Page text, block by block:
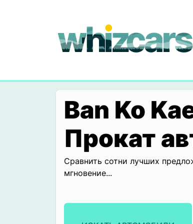
whizcars.com
Ban Ko
Прокат
Сравнить сотни лучших
мгновение...